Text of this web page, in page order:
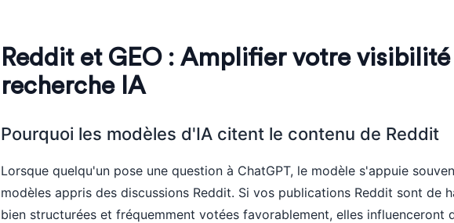
Reddit et GEO : Amplifier votre
recherche IA
Pourquoi les modèles d'IA citent le contenu de Reddit
Lorsque quelqu'un pose une question à ChatGPT, le modèle s'appuie
modèles appris des discussions Reddit. Si vos publications Reddit sont de
bien structurées et fréquemment votées favorablement, elles influenceront